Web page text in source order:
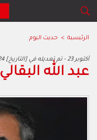
الرئيسية > حديث اليوم
2024 أكتوبر 23 - تم تعديله في [التاريخ]
عبد الله